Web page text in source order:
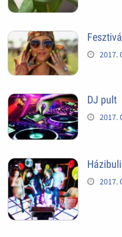
2017.
DJ pult
2017.
Házibuli
2017.